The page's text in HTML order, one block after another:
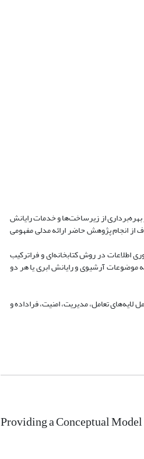
از زیرساخت‌ها و خدمات رایانش
از انجام پژوهش حاضر ارائه مدلی مفهومی
اطلاعات در روش کتابخانه‌ای و فراترکیب
آرشیوی و رایانش ابری یا هر دو
واسط کاربری مبتنی بر وب و ابر خصوصی است که ابر خصوصی دارای معماری 5 لایه که شامل لایه‌های تعامل، مدیریت، امنیت، فراداده و
Providing a Conceptual